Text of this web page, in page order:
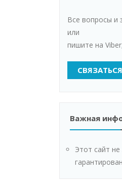
Все вопросы и
или
пишите на
Важная
Этот сайт